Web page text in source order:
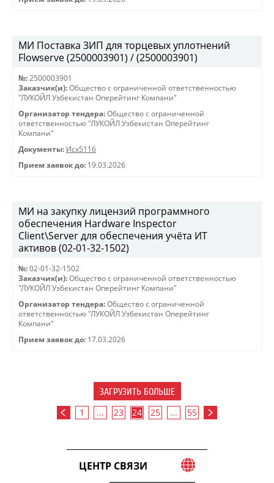
МИ Поставка ЗИП для торцевых уплотнений
Flowserve (2500003901) / (2500003901)
№: 2500003901
Заказчик(и): Общество с ограниченной ответственностью
"ЛУКОЙЛ Узбекистан Оперейтинг Компани"
Организатор тендера: Общество с ограниченной
ответственностью "ЛУКОЙЛ Узбекистан Оперейтинг
Компани"
Документы: Исх5116
Прием заявок до: 19.03.2026
МИ на закупку лицензий программного
обеспечения Hardware Inspector
Client\Server для обеспечения учёта ИТ
активов (02-01-32-1502)
№: 02-01-32-1502
Заказчик(и): Общество с ограниченной ответственностью
"ЛУКОЙЛ Узбекистан Оперейтинг Компани"
Организатор тендера: Общество с ограниченной
ответственностью "ЛУКОЙЛ Узбекистан Оперейтинг
Компани"
Прием заявок до: 17.03.2026
ЗАГРУЗИТЬ БОЛЬШЕ
1 ... 23 24 25 ... 55
ЦЕНТР СВЯЗИ